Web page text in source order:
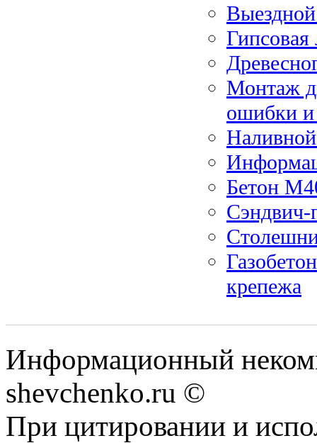
Монтаж
ошибки и
Бетон
Сэндвич-
крепежа
Информационный
shevchenko.ru ©
При цитировании и